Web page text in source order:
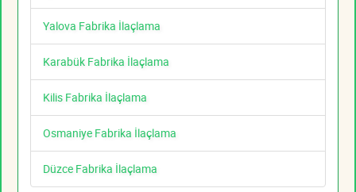
Yalova Fabrika İlaçlama
Karabük Fabrika İlaçlama
Kilis Fabrika İlaçlama
Osmaniye Fabrika İlaçlama
Düzce Fabrika İlaçlama